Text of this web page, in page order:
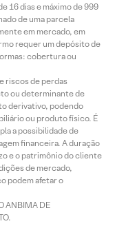
16 dias e máximo de 999
de uma parcela
em mercado, em
requer um depósito de
cobertura ou
riscos de perdas
ou determinante de
derivativo, podendo
ou produto físico. É
a possibilidade de
financeira. A duração
e o patrimônio do cliente
de mercado,
podem afetar o
ANBIMA DE